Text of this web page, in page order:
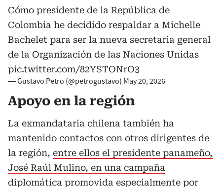
Cómo presidente de la República de
Colombia he decidido respaldar a Michelle
Bachelet para ser la nueva secretaria general
de la Organización de las Naciones Unidas
pic.twitter.com/82YSTONrO3
— Gustavo Petro (@petrogustavo) May 20, 2026
Apoyo en la región
La exmandataria chilena también ha
mantenido contactos con otros dirigentes de
la región, entre ellos el presidente panameño,
José Raúl Mulino, en una campaña
diplomática promovida especialmente por